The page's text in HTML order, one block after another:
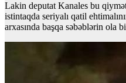
Lakin deputat Kanales bu
istintaqda seriyalı qatil
arxasında başqa səbəblərin ola